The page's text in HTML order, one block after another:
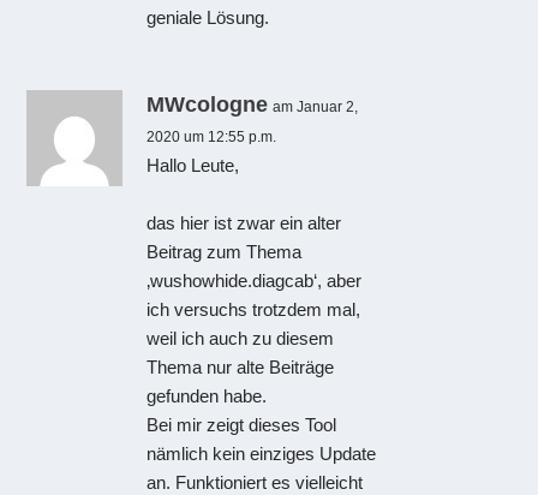
geniale Lösung.
MWcologne am Januar 2,
2020 um 12:55 p.m.
Hallo Leute,
das hier ist zwar ein alter
Beitrag zum Thema
‚wushowhide.diagcab‘, aber
ich versuchs trotzdem mal,
weil ich auch zu diesem
Thema nur alte Beiträge
gefunden habe.
Bei mir zeigt dieses Tool
nämlich kein einziges Update
an. Funktioniert es vielleicht